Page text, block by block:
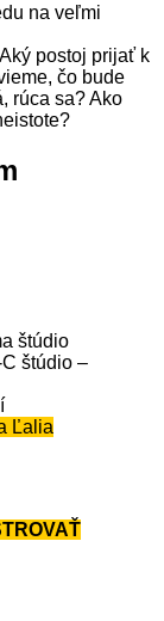
na veľmi
postoj prijať k
čo bude
rúca sa? Ako
štúdio
štúdio –
Ľalia